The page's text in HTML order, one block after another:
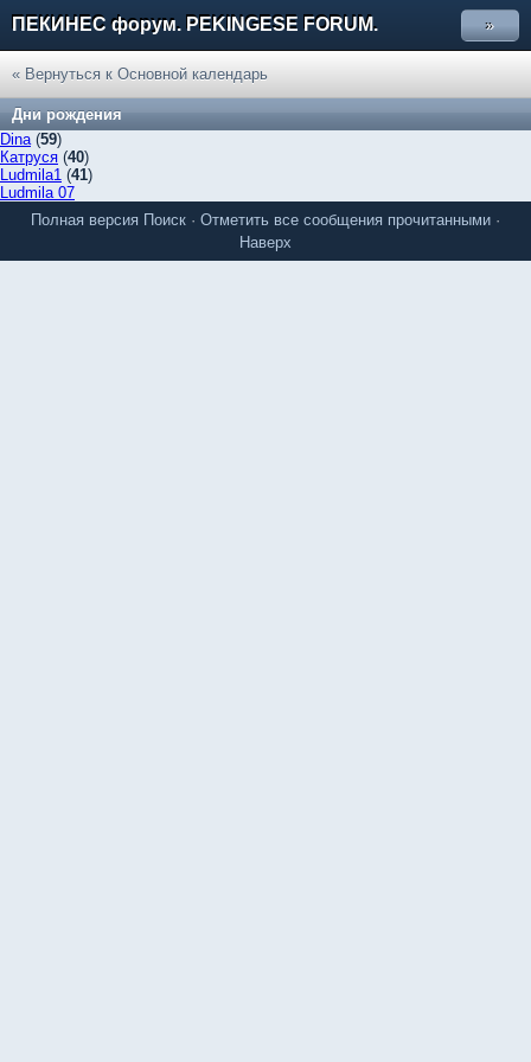
ПЕКИНЕС форум. PEKINGESE FORUM. »
« Вернуться к Основной календарь
Дни рождения
Dina(59)
Катруся (40)
Ludmila1 (41)
Ludmila 07
Полная версия Поиск · Отметить все сообщения прочитанными ·
Наверх